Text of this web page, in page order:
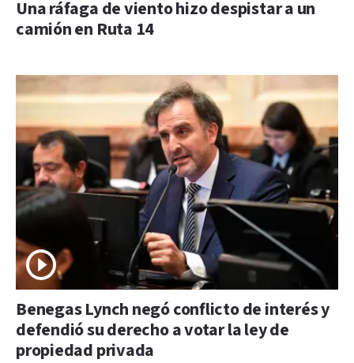
Una ráfaga de viento hizo despistar a un
camión en Ruta 14
Benegas Lynch negó conflicto de interés y
defendió su derecho a votar la ley de
propiedad privada